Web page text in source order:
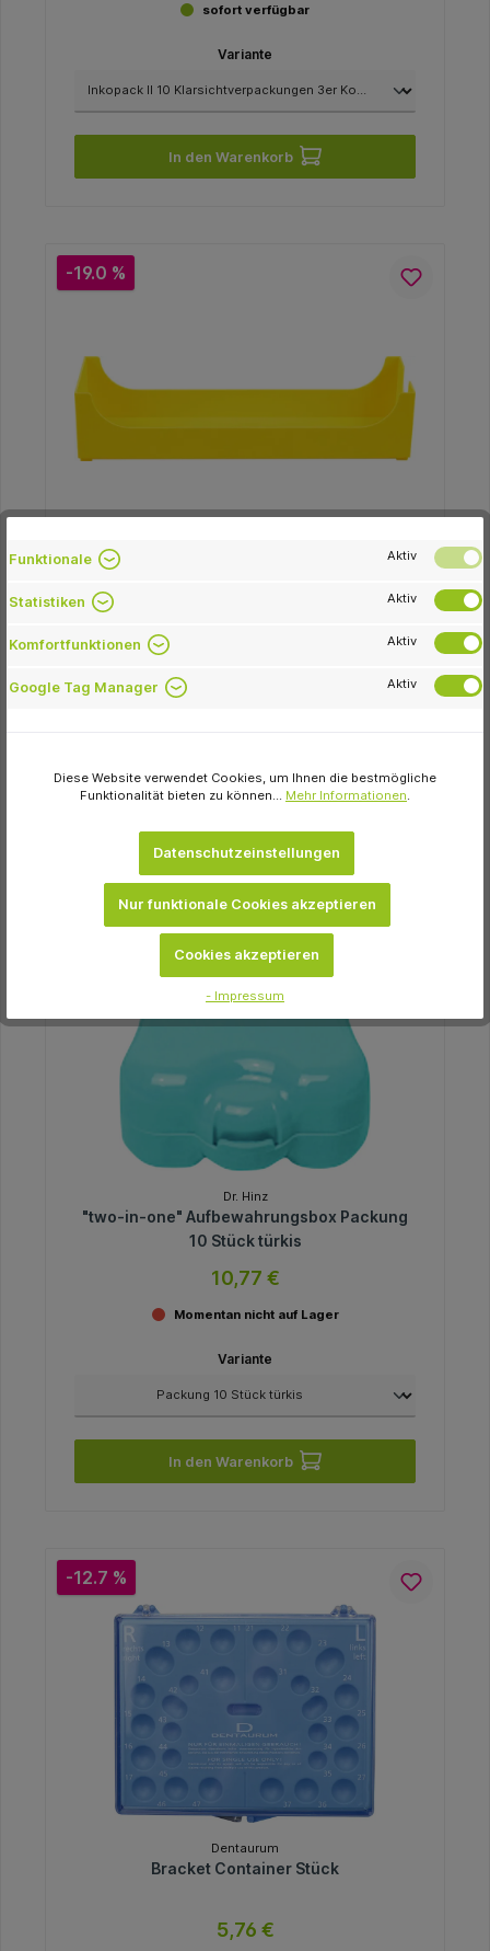
sofort verfügbar
Variante
In den Warenkorb
-19.0 %
SPEIKODENT-Modellkästen Karton 30 Stück
-13.2 %
Dr. Hinz
"two-in-one" Aufbewahrungsbox Packung
10 Stück türkis
10,77 €
Momentan nicht auf Lager
Variante
In den Warenkorb
-12.7 %
Dentaurum
Bracket Container Stück
5,76 €
Funktionale Aktiv
Statistiken Aktiv
Komfortfunktionen Aktiv
Google Tag Manager Aktiv
Diese Website verwendet Cookies, um Ihnen die bestmögliche
Funktionalität bieten zu können... Mehr Informationen.
Datenschutzeinstellungen
Nur funktionale Cookies akzeptieren
Cookies akzeptieren
- Impressum